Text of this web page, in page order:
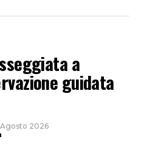
a
guidata
2026